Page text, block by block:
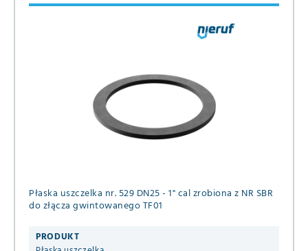
Płaska uszczelka nr. 529 DN25 - 1" cal zrobiona z NR SBR
do złącza gwintowanego TF01
PRODUKT